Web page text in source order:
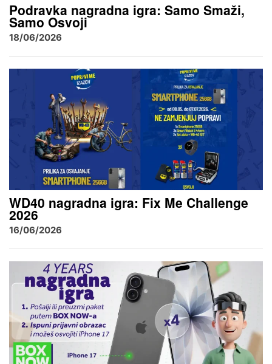
Podravka nagradna igra: Samo Smaži,
Samo Osvoji
18/06/2026
WD40 nagradna igra: Fix Me Challenge
2026
16/06/2026